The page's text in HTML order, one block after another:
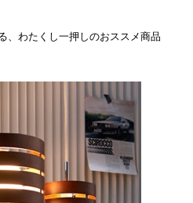
、わたくし一押しのおススメ商品